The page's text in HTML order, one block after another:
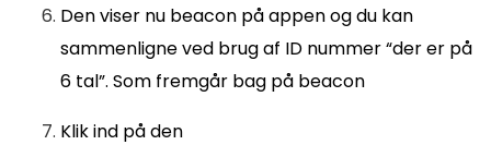
Den viser nu beacon på appen og du kan
sammenligne ved brug af ID nummer “der er på
6 tal”. Som fremgår bag på beacon
Klik ind på den